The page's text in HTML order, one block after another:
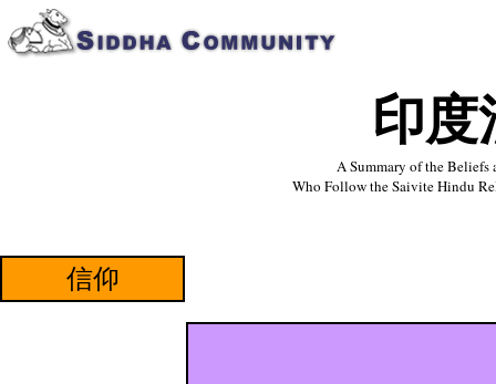
印度
A Summary of the
Who Follow the Saivite Hindu
信仰